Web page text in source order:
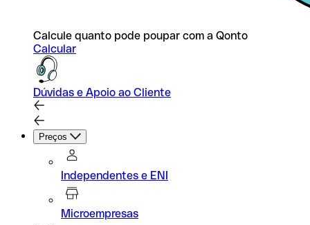
Calcule quanto pode poupar com a Qonto
Calcular
Dúvidas e Apoio ao Cliente
Preços
Independentes e ENI
Microempresas